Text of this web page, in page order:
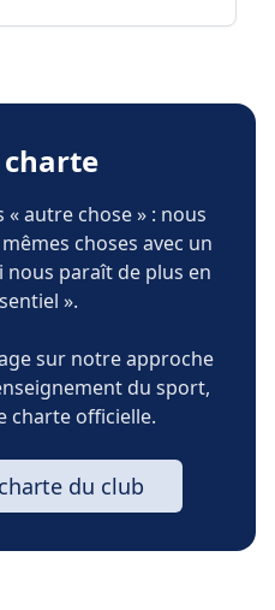
autre chose » : nous
choses avec un
paraît de plus en
».
sur notre approche
du sport,
charte officielle.
du club